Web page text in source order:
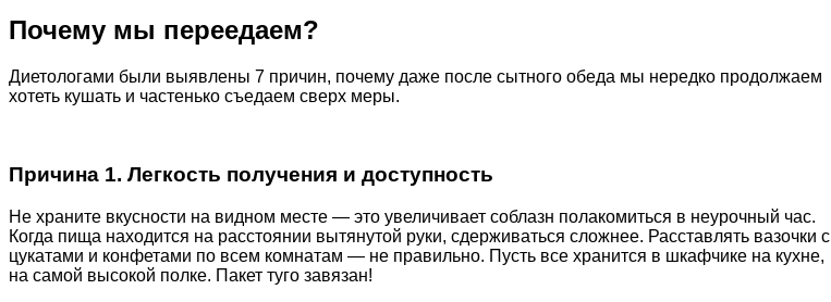
Почему мы переедаем?
Диетологами были выявлены 7 причин, почему даже после сытного обеда мы нередко продолжаем
хотеть кушать и частенько съедаем сверх меры.
Причина 1. Легкость получения и доступность
Не храните вкусности на видном месте — это увеличивает соблазн полакомиться в неурочный час.
Когда пища находится на расстоянии вытянутой руки, сдерживаться сложнее. Расставлять вазочки с
цукатами и конфетами по всем комнатам — не правильно. Пусть все хранится в шкафчике на кухне,
на самой высокой полке. Пакет туго завязан!